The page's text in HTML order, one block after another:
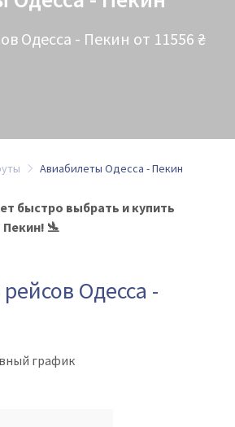
Одесса - Пекин от 11556 ₴
Авиабилеты Одесса - Пекин
быстро выбрать и купить
🛬
Одесса -
график